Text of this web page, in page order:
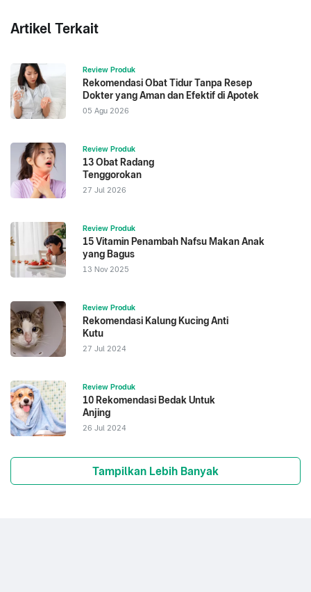
Artikel Terkait
Review Produk
Rekomendasi Obat Tidur Tanpa Resep
Dokter yang Aman dan Efektif di Apotek
05 Agu 2026
Review Produk
13 Obat Radang
Tenggorokan
27 Jul 2026
Review Produk
15 Vitamin Penambah Nafsu Makan Anak
yang Bagus
13 Nov 2025
Review Produk
Rekomendasi Kalung Kucing Anti
Kutu
27 Jul 2024
Review Produk
10 Rekomendasi Bedak Untuk
Anjing
26 Jul 2024
Tampilkan Lebih Banyak